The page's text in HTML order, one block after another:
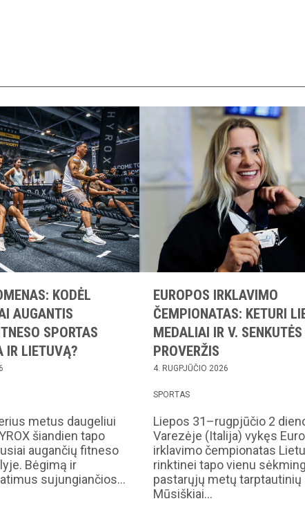
KODĖL
AUGANTIS
SPORTAS
IR LIETUVĄ?
metus daugeliui
šiandien tapo
augančių fitneso
Bėgimą ir
sujungiančios…
EUROPOS IRKLAVIMO
ČEMPIONATAS: KETURI
MEDALIAI IR V. SENKUTĖS
PROVERŽIS
4. RUGPJŪČIO 2026
SPORTAS
Liepos 31–rugpjūčio 2
Varezėje (Italija) vykęs
irklavimo čempionatas
rinktinei tapo vienu
pastarųjų metų tarptautinių
Mūsiškiai…